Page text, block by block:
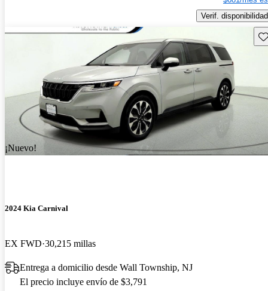
Verif. disponibilidad
¡Nuevo!
2024 Kia Carnival
EX FWD 30,215 millas
Entrega a domicilio desde Wall Township, NJ
El precio incluye envío de $3,791